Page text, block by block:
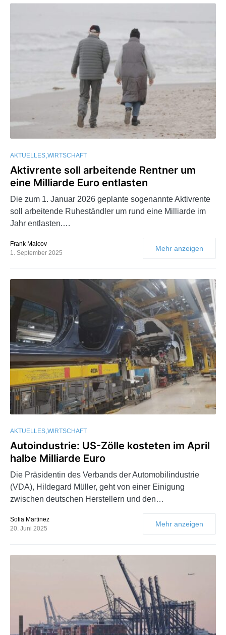
AKTUELLES WIRTSCHAFT
Aktivrente soll arbeitende Rentner um
eine Milliarde Euro entlasten
Die zum 1. Januar 2026 geplante sogenannte Aktivrente
soll arbeitende Ruheständler um rund eine Milliarde im
Jahr entlasten.…
Frank Malcov
1. September 2025
Mehr anzeigen
AKTUELLES WIRTSCHAFT
Autoindustrie: US-Zölle kosteten im April
halbe Milliarde Euro
Die Präsidentin des Verbands der Automobilindustrie
(VDA), Hildegard Müller, geht von einer Einigung
zwischen deutschen Herstellern und den…
Sofia Martinez
20. Juni 2025
Mehr anzeigen